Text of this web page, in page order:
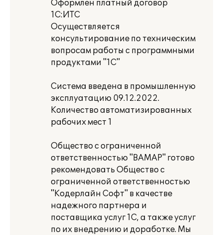
Оформлен платный договор
1С:ИТС
Осуществляется
консультирование по техническим
вопросам работы с программными
продуктами "1С"
Система введена в промышленную
эксплуатацию 09.12.2022.
Количество автоматизированных
рабочих мест 1
Общество с ограниченной
ответственностью "ВАМАР" готово
рекомендовать Общество с
ограниченной ответственностью
"Кодерлайн Софт" в качестве
надежного партнера и
поставщика услуг 1С, а также услуг
по их внедрению и доработке. Мы